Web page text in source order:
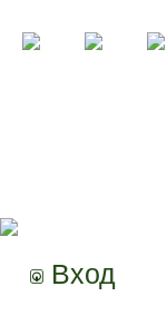
Вход